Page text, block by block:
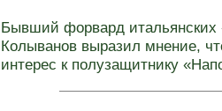
Бывший форвард
Колыванов выразил мнение,
интерес к полузащитнику